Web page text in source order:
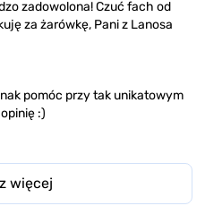
zadowolona! Czuć fach od
za żarówkę, Pani z Lanosa
pomóc przy tak unikatowym
:)
więcej